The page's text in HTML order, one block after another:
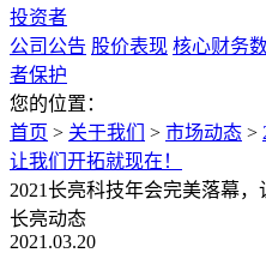
投资者
公司公告 股价表现 核心财务
者保护
您的位置：
首页 > 关于我们 > 市场动态 >
让我们开拓就现在！
2021长亮科技年会完美落幕，
长亮动态
2021.03.20